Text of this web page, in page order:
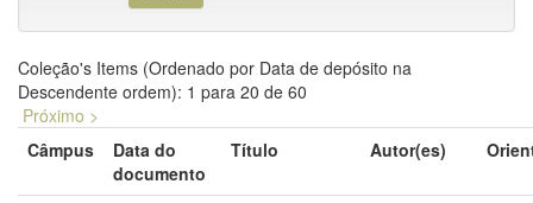
Coleção's Items (Ordenado por Data de depósito na
Descendente ordem): 1 para 20 de 60
Próximo >
Câmpus
Data do
documento
Título Autor(es)